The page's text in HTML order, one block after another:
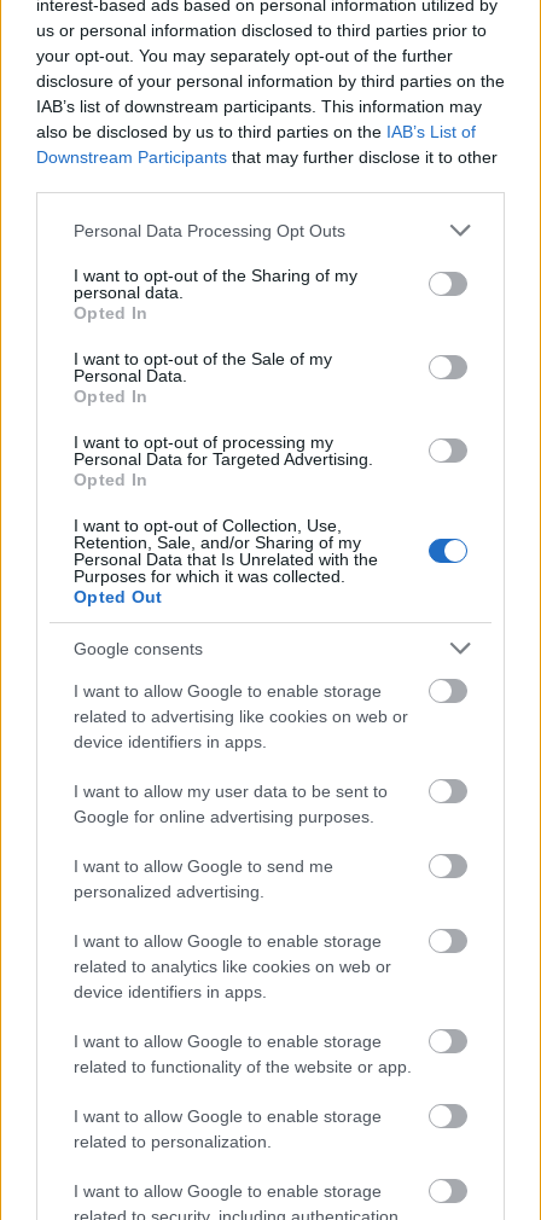
interest-based ads based on personal information utilized by
us or personal information disclosed to third parties prior to
your opt-out. You may separately opt-out of the further
disclosure of your personal information by third parties on the
IAB’s list of downstream participants. This information may
also be disclosed by us to third parties on the IAB’s List of
Downstream Participants that may further disclose it to other
Please note that this website/app uses one or more Google
not limited to your visit or usage behaviour. You may click to
grant or deny consent to Google and its third-party tags to
use your data for below specified purposes in below Google
consent section.
Personal Data Processing Opt Outs
I want to opt-out of the Sharing of my
personal data.
Opted In
I want to opt-out of the Sale of my
Personal Data.
Opted In
I want to opt-out of processing my
Personal Data for Targeted Advertising.
Opted In
I want to opt-out of Collection, Use,
Retention, Sale, and/or Sharing of my
Personal Data that Is Unrelated with the
Purposes for which it was collected.
Opted Out
Google consents
I want to allow Google to enable storage
related to advertising like cookies on web or
device identifiers in apps.
I want to allow my user data to be sent to
Google for online advertising purposes.
I want to allow Google to send me
personalized advertising.
I want to allow Google to enable storage
related to analytics like cookies on web or
device identifiers in apps.
I want to allow Google to enable storage
related to functionality of the website or app.
I want to allow Google to enable storage
related to personalization.
I want to allow Google to enable storage
frumoase plaje din acest arhipeleag, cu ape
albastre si o oferta uriasa de distractii, Jamaica
ofera fiecarui cuplu indragostit posibilitatea sa isi
transforme dragostea intr-o luna de miere mai
dulce ca mierea.
Durata: 12 zile
Tarif pornind de la:8120 Euro/cuplu (zbor inclus)
Energia si pasiunea argentinilor va contamina orice
cuplu care paseste pe aceste meleaguri fascinante.
Circuitul cuprinde vizite in Buenos Aires, cel mai
pasional si mai fierbinte oras din lume, o plimbare
cu faimosul Tren de las Nubes, care va duce la
arheologic din orasul Cachi, o plimbare uimitoare
pe urmele lasate de rauri si vant in impunatoarele
stanci rosiatice din Cafayate. O luna de miere in
Argentina este ca un tango, creeaza un echilibru in
cuplu care ofera puterea de a merge inainte cu
eleganta si fermitate.
Solicita oferta
SUA WEST & HAWAII
Durata: 16 zile
Tarif pornind de la:
9860 Euro/cuplu (zbor inclus)